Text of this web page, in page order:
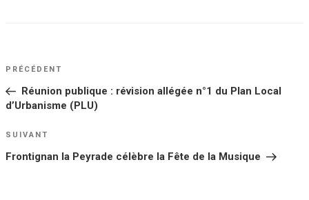
NAVIGATION
DE
L’ARTICLE
Article
PRÉCÉDENT
Réunion publique : révision allégée n°1 du Plan Local
d’Urbanisme (PLU)
Article
SUIVANT
Frontignan la Peyrade célèbre la Fête de la Musique